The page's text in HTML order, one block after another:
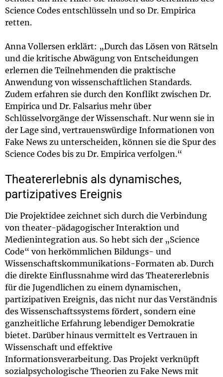
Science Codes entschlüsseln und so Dr. Empirica
retten.
Anna Vollersen erklärt: „Durch das Lösen von Rätseln
und die kritische Abwägung von Entscheidungen
erlernen die Teilnehmenden die praktische
Anwendung von wissenschaftlichen Standards.
Zudem erfahren sie durch den Konflikt zwischen Dr.
Empirica und Dr. Falsarius mehr über
Schlüsselvorgänge der Wissenschaft. Nur wenn sie in
der Lage sind, vertrauenswürdige Informationen von
Fake News zu unterscheiden, können sie die Spur des
Science Codes bis zu Dr. Empirica verfolgen.“
Theatererlebnis als dynamisches,
partizipatives Ereignis
Die Projektidee zeichnet sich durch die Verbindung
von theater-pädagogischer Interaktion und
Medienintegration aus. So hebt sich der „Science
Code“ von herkömmlichen Bildungs- und
Wissenschaftskommunikations-Formaten ab. Durch
die direkte Einflussnahme wird das Theatererlebnis
für die Jugendlichen zu einem dynamischen,
partizipativen Ereignis, das nicht nur das Verständnis
des Wissenschaftssystems fördert, sondern eine
ganzheitliche Erfahrung lebendiger Demokratie
bietet. Darüber hinaus vermittelt es Vertrauen in
Wissenschaft und effektive
Informationsverarbeitung. Das Projekt verknüpft
sozialpsychologische Theorien zu Fake News mit